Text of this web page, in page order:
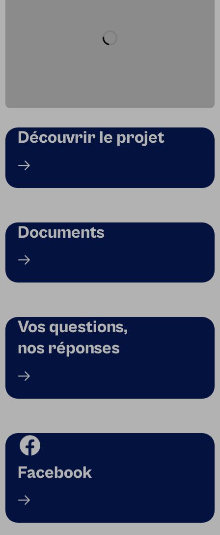
Découvrir le projet
Documents
Vos questions,
nos réponses
Facebook